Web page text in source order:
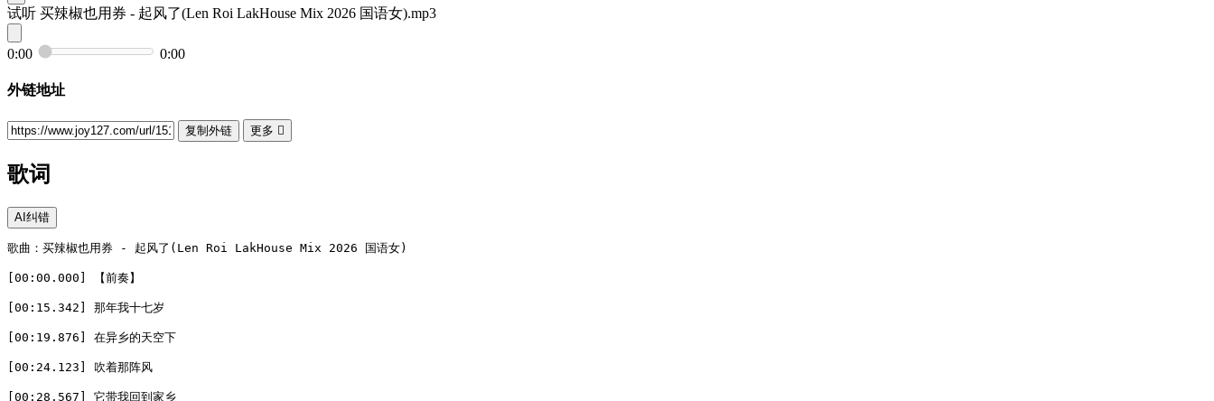
试听 买辣椒也用券 - 起风了(Len Roi LakHouse Mix 2026 国语女).mp3
0:00 0:00
外链地址
复制外链 更多 
歌词
AI纠错
歌曲：买辣椒也用券 - 起风了(Len Roi LakHouse Mix 2026 国语女)
[00:00.000] 【前奏】
[00:15.342] 那年我十七岁
[00:19.876] 在异乡的天空下
[00:24.123] 吹着那阵风
[00:28.567] 它带我回到家乡